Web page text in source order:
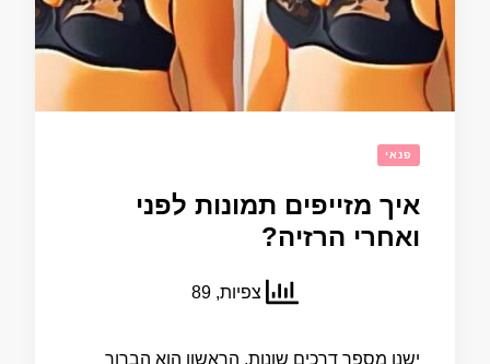
פנאי
איך מזייפים תמונות לפני
ואחרי הרזיה?
צפיות, 89
ישנן מספר דרכים שונות. הראשון הוא הברור